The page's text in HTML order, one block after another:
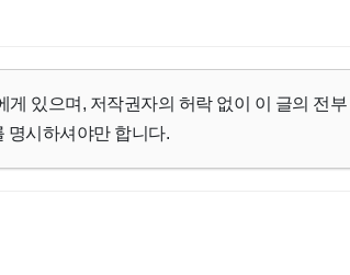
게 있으며, 저작권자의 허락 없이 이 글의 전
명시하셔야만 합니다.